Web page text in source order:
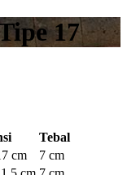
17
Tebal
cm
7 cm